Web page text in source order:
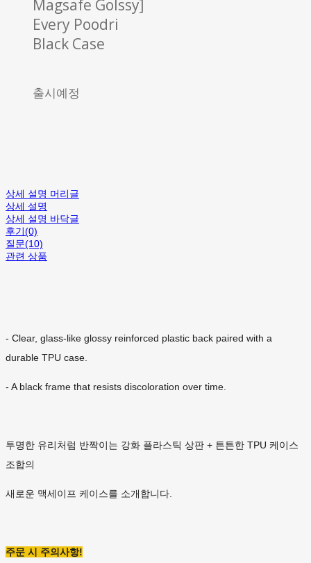
Magsafe Golssy]
Every Poodri
Black Case
출시예정
상세 설명 머리글
상세 설명
상세 설명 바닥글
후기(0)
질문(10)
관련 상품
- Clear, glass-like glossy reinforced plastic back paired with a
durable TPU case.
- A black frame that resists discoloration over time.
투명한 유리처럼 반짝이는 강화 플라스틱 상판 + 튼튼한 TPU 케이스
조합의
새로운 맥세이프 케이스를 소개합니다.
주문 시 주의사항!